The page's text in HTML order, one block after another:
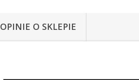
OPINIE O SKLEPIE